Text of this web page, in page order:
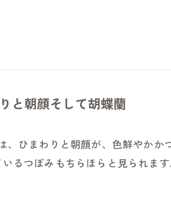
と朝顔そして胡蝶蘭
、ひまわりと朝顔が、色鮮やか
るつぼみもちらほらと見られま